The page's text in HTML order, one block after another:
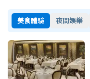
美食體驗 夜間娛樂